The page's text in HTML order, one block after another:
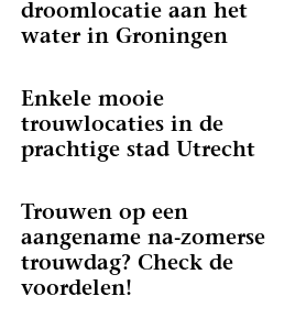
droomlocatie aan het
water in Groningen
Enkele mooie
trouwlocaties in de
prachtige stad Utrecht
Trouwen op een
aangename na-zomerse
trouwdag? Check de
voordelen!